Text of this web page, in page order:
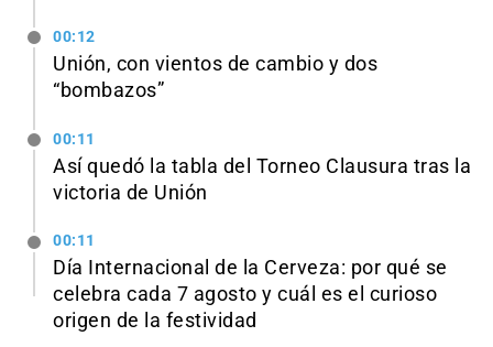
00:12
Unión, con vientos de cambio y dos
“bombazos”
00:11
Así quedó la tabla del Torneo Clausura tras la
victoria de Unión
00:11
Día Internacional de la Cerveza: por qué se
celebra cada 7 agosto y cuál es el curioso
origen de la festividad